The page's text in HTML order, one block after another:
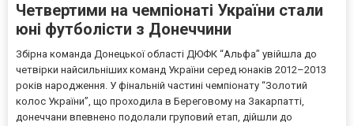
Четвертими на чемпіонаті України стали
юні футболісти з Донеччини
Збірна команда Донецької області ДЮФК “Альфа” увійшла до
четвірки найсильніших команд України серед юнаків 2012–2013
років народження. У фінальній частині чемпіонату “Золотий
колос України”, що проходила в Береговому на Закарпатті,
донеччани впевнено подолали груповий етап, дійшли до